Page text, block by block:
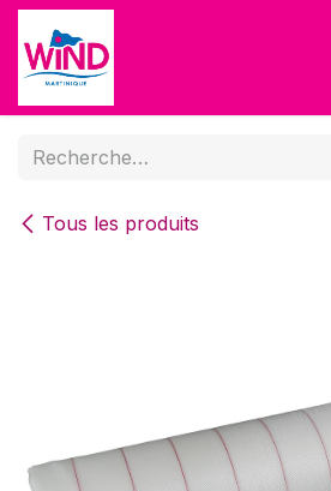
Se rendre au contenu
Tous les produits